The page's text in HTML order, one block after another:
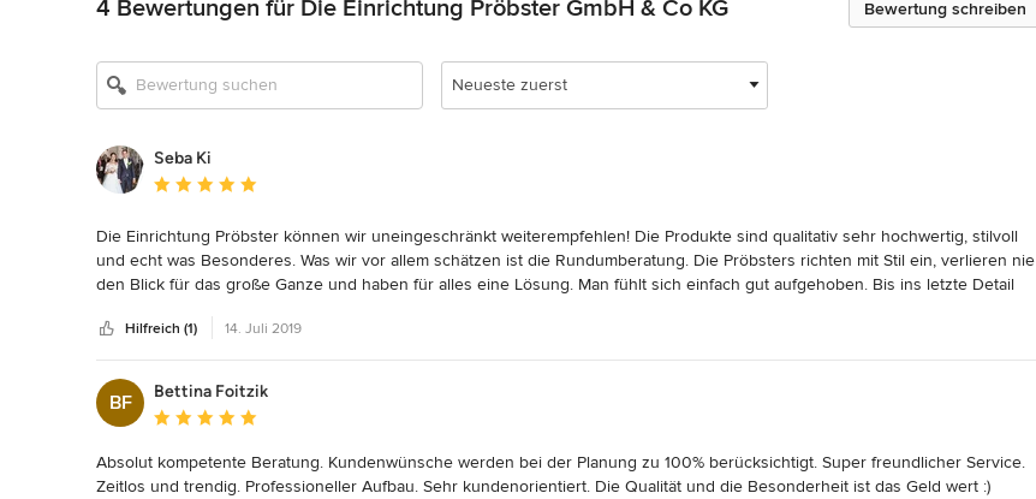
Bewertung schreiben
4 Bewertungen für Die Einrichtung Pröbster GmbH & Co KG
Neueste zuerst
Seba Ki
Durchschnittliche Bewertung: 5 von 5 Sternen
Die Einrichtung Pröbster können wir uneingeschränkt weiterempfehlen! Die Produkte sind qualitativ sehr hochwertig, stilvoll
und echt was Besonderes. Was wir vor allem schätzen ist die Rundumberatung. Die Pröbsters richten mit Stil ein, verlieren nie
den Blick für das große Ganze und haben für alles eine Lösung. Man fühlt sich einfach gut aufgehoben. Bis ins letzte Detail
Hilfreich (1) 14. Juli 2019
BF
Bettina Foitzik
Durchschnittliche Bewertung: 5 von 5 Sternen
Absolut kompetente Beratung. Kundenwünsche werden bei der Planung zu 100% berücksichtigt. Super freundlicher Service.
Zeitlos und trendig. Professioneller Aufbau. Sehr kundenorientiert. Die Qualität und die Besonderheit ist das Geld wert :)